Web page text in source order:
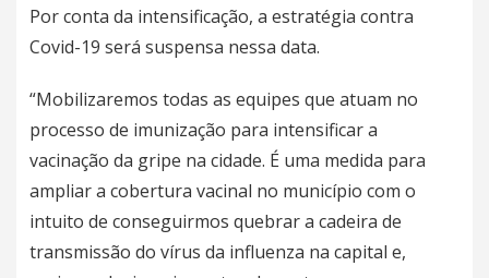
Por conta da intensificação, a estratégia contra
Covid-19 será suspensa nessa data.
“Mobilizaremos todas as equipes que atuam no
processo de imunização para intensificar a
vacinação da gripe na cidade. É uma medida para
ampliar a cobertura vacinal no município com o
intuito de conseguirmos quebrar a cadeira de
transmissão do vírus da influenza na capital e,